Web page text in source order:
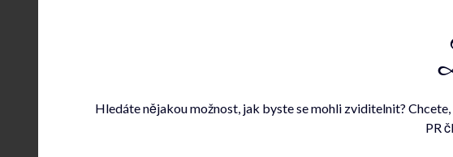
Hledáte nějakou možnost, jak byste se mohli zviditelnit?
PR